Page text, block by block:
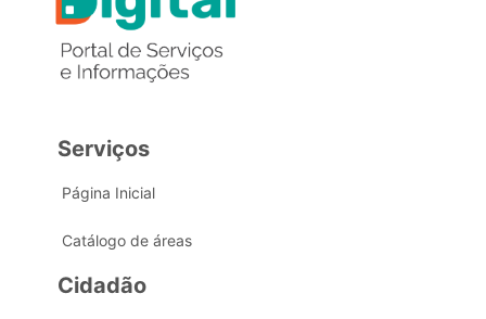
Serviços
Página Inicial
Catálogo de áreas
Cidadão